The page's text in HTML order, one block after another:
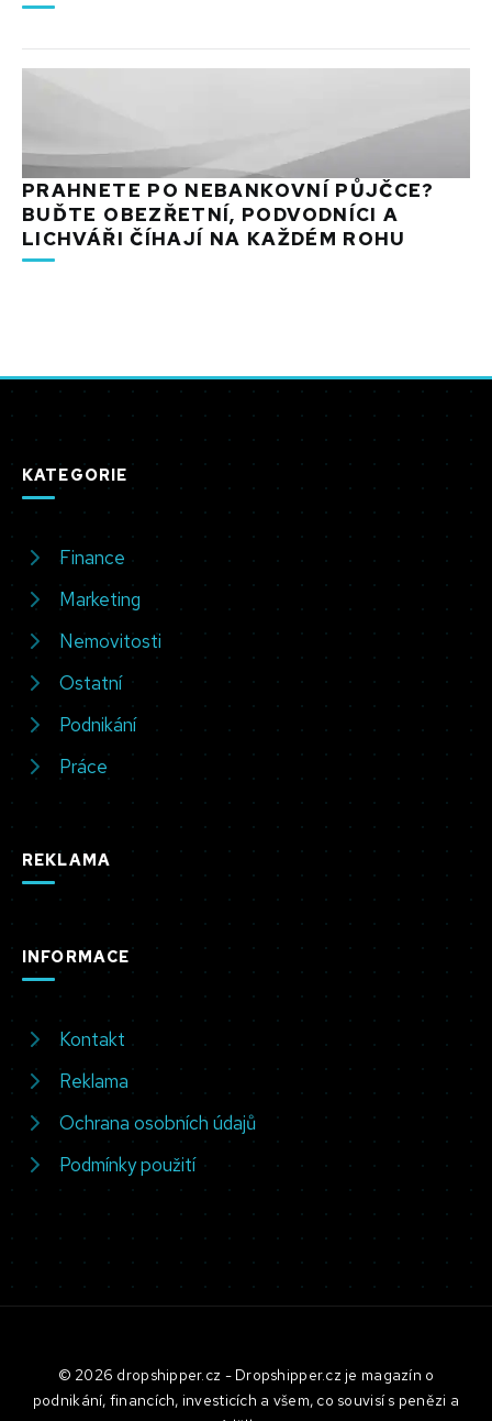
PRAHNETE PO NEBANKOVNÍ PŮJČCE?
BUĎTE OBEZŘETNÍ, PODVODNÍCI A
LICHVÁŘI ČÍHAJÍ NA KAŽDÉM ROHU
KATEGORIE
Finance
Marketing
Nemovitosti
Ostatní
Podnikání
Práce
REKLAMA
INFORMACE
Kontakt
Reklama
Ochrana osobních údajů
Podmínky použití
© 2026 dropshipper.cz - Dropshipper.cz je magazín o
podnikání, financích, investicích a všem, co souvisí s penězi a